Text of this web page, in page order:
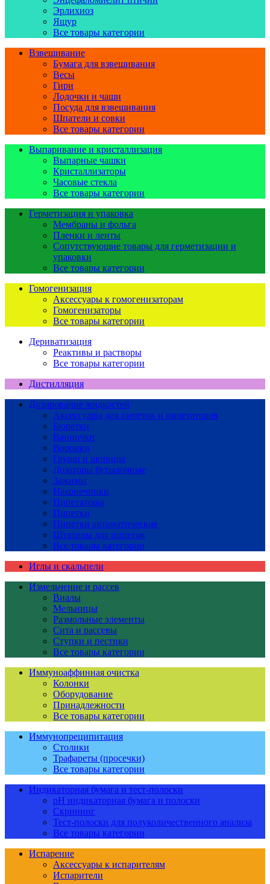
Эрлихиоз
Ящур
Все товары категории
Взвешивание
Бумага для взвешивания
Весы
Гири
Лодочки и чаши
Посуда для взвешивания
Шпатели и совки
Все товары категории
Выпаривание и кристаллизация
Выпарные чашки
Кристаллизаторы
Часовые стекла
Все товары категории
Герметизация и упаковка
Мембраны и фольга
Пленки и ленты
Сопутствующие товары для герметизации и
упаковки
Все товары категории
Гомогенизация
Аксессуары к гомогенизаторам
Гомогенизаторы
Все товары категории
Дериватизация
Реактивы и растворы
Все товары категории
Дистилляция
Дозирование жидкостей
Аксессуары для пипеток и пипетаторов
Бюретки
Ванночки
Воронки
Груши и шприцы
Дозаторы бутылочные
Зажимы
Наконечники
Пипетаторы
Пипетки
Пипетки автоматические
Штативы для пипеток
Все товары категории
Иглы и скальпели
Измельчение и рассев
Виалы
Мельницы
Размольные элементы
Сита и рассевы
Ступки и пестики
Все товары категории
Иммуноаффинная очистка
Колонки
Оборудование
Принадлежности
Все товары категории
Иммунопреципитация
Столики
Трафареты (просечки)
Все товары категории
Индикаторная бумага и тест-полоски
pH индикаторная бумага и полоски
Скрининг
Тест-полоски для полуколичественного анализа
Все товары категории
Испарение
Аксессуары к испарителям
Испарители